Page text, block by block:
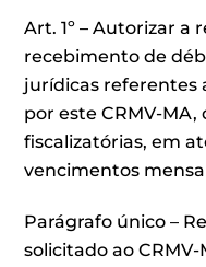
Art. 1º – Autorizar a
recebimento de
jurídicas referentes
por este CRMV-
fiscalizatórias, em
vencimentos
Parágrafo único –
solicitado ao